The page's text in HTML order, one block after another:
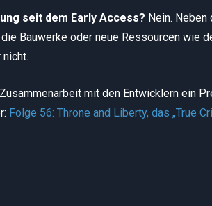
seit dem Early Access? Nein.
Bauwerke oder neue Ressourcen wie
mit den Entwicklern ein
Folge 56: Throne and Liberty, das „True